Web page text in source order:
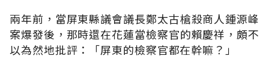
兩年前，當屏東縣議會議長鄭太古槍殺商人鍾源峰
案爆發後，那時還在花蓮當檢察官的賴慶祥，頗不
以為然地批評：「屏東的檢察官都在幹嘛？」